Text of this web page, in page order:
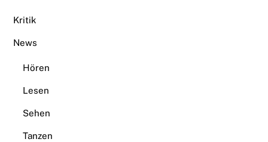
Kritik
News
Hören
Lesen
Sehen
Tanzen